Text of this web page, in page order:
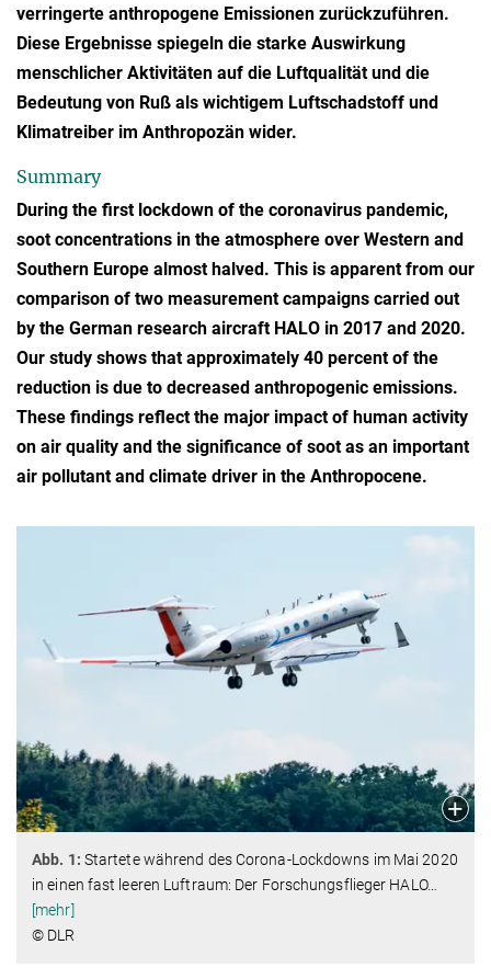
verringerte anthropogene Emissionen zurückzuführen.
Diese Ergebnisse spiegeln die starke Auswirkung
menschlicher Aktivitäten auf die Luftqualität und die
Bedeutung von Ruß als wichtigem Luftschadstoff und
Klimatreiber im Anthropozän wider.
Summary
During the first lockdown of the coronavirus pandemic,
soot concentrations in the atmosphere over Western and
Southern Europe almost halved. This is apparent from our
comparison of two measurement campaigns carried out
by the German research aircraft HALO in 2017 and 2020.
Our study shows that approximately 40 percent of the
reduction is due to decreased anthropogenic emissions.
These findings reflect the major impact of human activity
on air quality and the significance of soot as an important
air pollutant and climate driver in the Anthropocene.
Abb. 1: Startete während des Corona-Lockdowns im Mai 2020
in einen fast leeren Luftraum: Der Forschungsflieger HALO…
[mehr]
© DLR